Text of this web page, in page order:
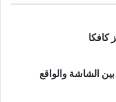
كافكا
الشاشة والواقع